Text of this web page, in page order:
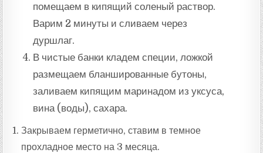
помещаем в кипящий соленый раствор.
Варим 2 минуты и сливаем через
дуршлаг.
В чистые банки кладем специи, ложкой
размещаем бланшированные бутоны,
заливаем кипящим маринадом из уксуса,
вина (воды), сахара.
Закрываем герметично, ставим в темное
прохладное место на 3 месяца.